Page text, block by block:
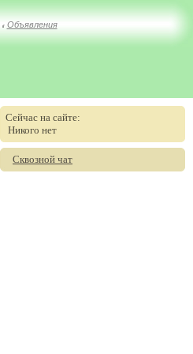
// Объявления
Сейчас на сайте:
Никого нет
Сквозной чат